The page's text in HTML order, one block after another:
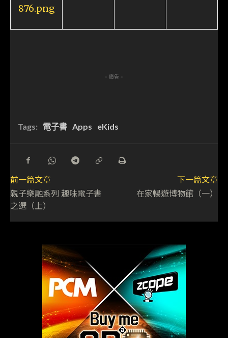
- 廣告 -
Tags: 電子書 Apps eKids
前一篇文章
親子樂融系列 趣味電子書
之選（上）
下一篇文章
在家暢遊博物館（一）